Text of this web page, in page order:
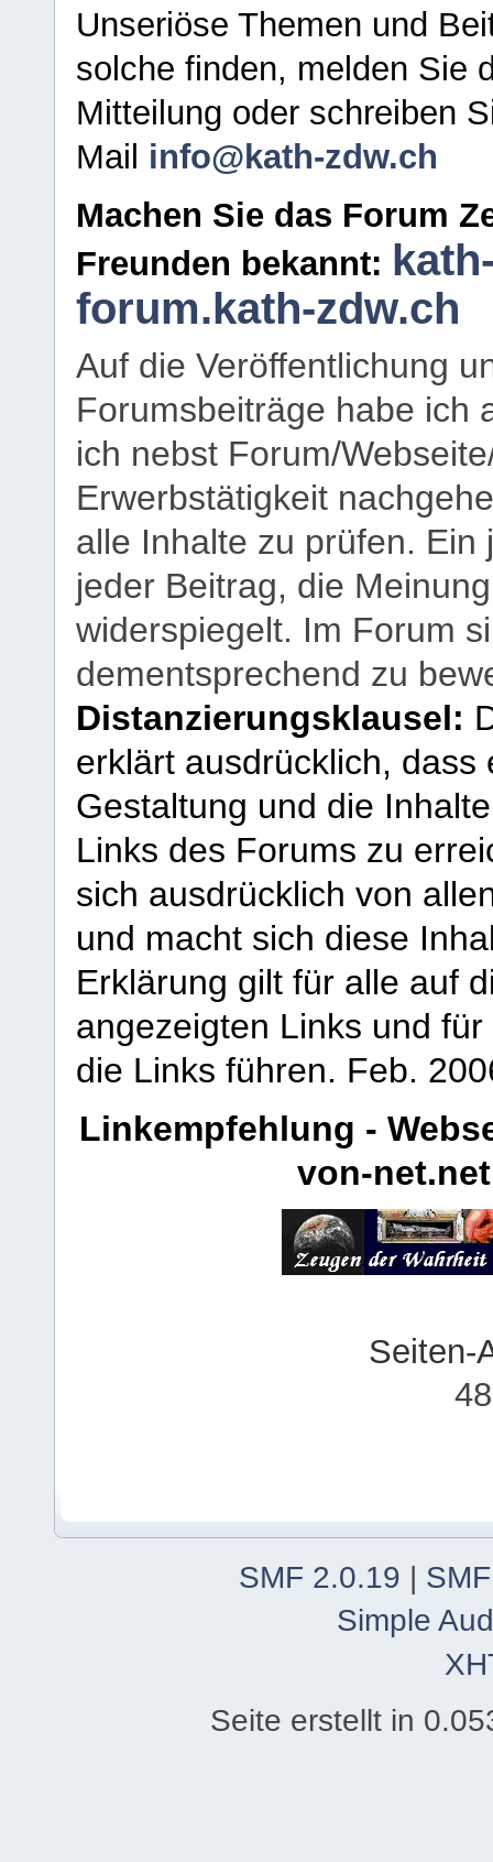
Unseriöse Themen und
solche finden, melden Sie
Mitteilung oder schreiben
Mail info@kath-zdw.ch
Machen Sie das Forum
Freunden bekannt:
forum.kath-zdw.ch
Auf die Veröffentlichung
Forumsbeiträge habe ich
ich nebst Forum/
Erwerbstätigkeit
alle Inhalte zu prüfen.
jeder Beitrag, die
widerspiegelt. Im Forum
dementsprechend zu
Distanzierungsklausel:
erklärt ausdrücklich,
Gestaltung und die
Links des Forums zu
sich ausdrücklich von
und macht sich diese
Erklärung gilt für alle auf
angezeigten Links und
die Links führen. Feb.
Linkempfehlung -
von-net.net
Seiten-
SMF 2.0.19 |
Simple
Seite erstellt in